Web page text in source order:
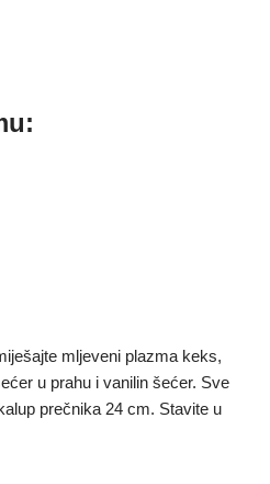
mljeveni plazma keks,
u prahu i vanilin šećer. Sve
prečnika 24 cm. Stavite u